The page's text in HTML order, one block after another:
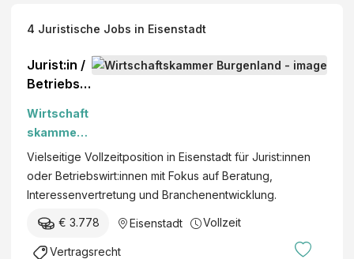
4 Juristische Jobs in Eisenstadt
Jurist:in /
Betriebsw
(m/w/d)
Wirtschaft
skammer
Burgenlan
Vielseitige Vollzeitposition in Eisenstadt für Jurist:innen
oder Betriebswirt:innen mit Fokus auf Beratung,
Interessenvertretung und Branchenentwicklung.
€ 3.778 Eisenstadt Vollzeit
Vertragsrecht